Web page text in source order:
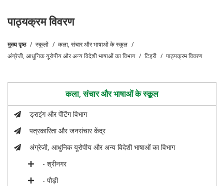
पाठ्यक्रम विवरण
पग
मुख्य पृष्ठ स्कूलों
कला, संचार और भाषाओं के स्कूल
अंग्रेजी, आधुनिक यूरोपीय और अन्य विदेशी भाषाओं का विभाग
टिहरी पाठ्यक्रम विवरण
कला, संचार और भाषाओं के स्कूल
ड्राइंग और पेंटिंग विभाग
पत्रकारिता और जनसंचार केंद्र
अंग्रेजी, आधुनिक यूरोपीय और अन्य विदेशी भाषाओं का विभाग
- श्रीनगर
- पौड़ी